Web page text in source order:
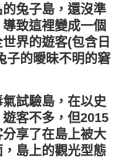
兔子島，還沒準
致這裡變成一個
界的遊客(包含日
子的曖昧不明的窘
試驗島，在以史
客不多，但2015
享了在島上被大
島上的觀光型態